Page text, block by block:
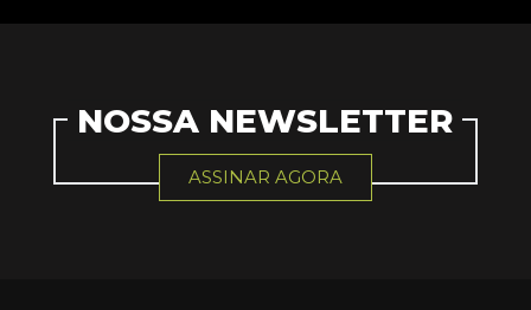
NOSSA NEWSLETTER
ASSINAR AGORA